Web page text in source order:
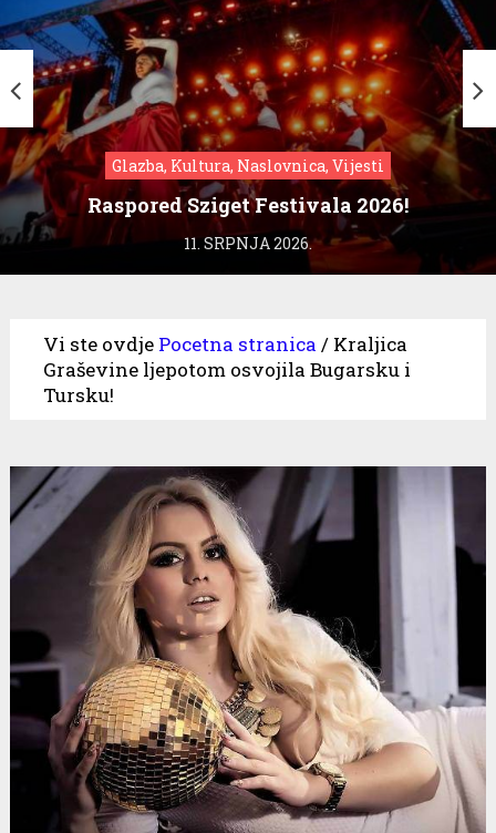
Glazba, Kultura, Naslovnica, Vijesti
Raspored Sziget Festivala 2026!
11. SRPNJA 2026.
Vi ste ovdje Pocetna stranica / Kraljica
Graševine ljepotom osvojila Bugarsku i
Tursku!